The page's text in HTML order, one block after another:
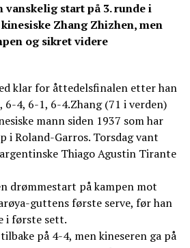
vanskelig start på 3. runde i
Zhang Zhizhen, men
og sikret videre
klar for åttedelsfinalen etter han
4, 6-1, 6-4.Zhang (71 i verden)
mann siden 1937 som har
i Roland-Garros. Torsdag vant
Thiago Agustin Tirante
drømmestart på kampen mot
guttens første serve, før han
i første sett.
på 4-4, men kineseren ga på